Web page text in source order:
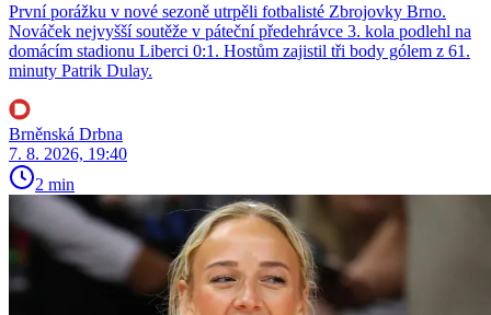
První porážku v nové sezoně utrpěli fotbalisté Zbrojovky Brno.
Nováček nejvyšší soutěže v páteční předehrávce 3. kola podlehl na
domácím stadionu Liberci 0:1. Hostům zajistil tři body gólem z 61.
minuty Patrik Dulay.
Brněnská Drbna
7. 8. 2026, 19:40
2 min